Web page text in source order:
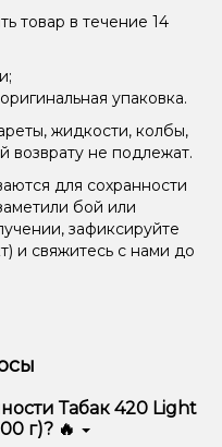
товар в течение 14
упаковка.
жидкости, колбы,
возврату не подлежат.
для сохранности
бой или
зафиксируйте
и свяжитесь с нами до
Табак 420 Light
г)? 🔥